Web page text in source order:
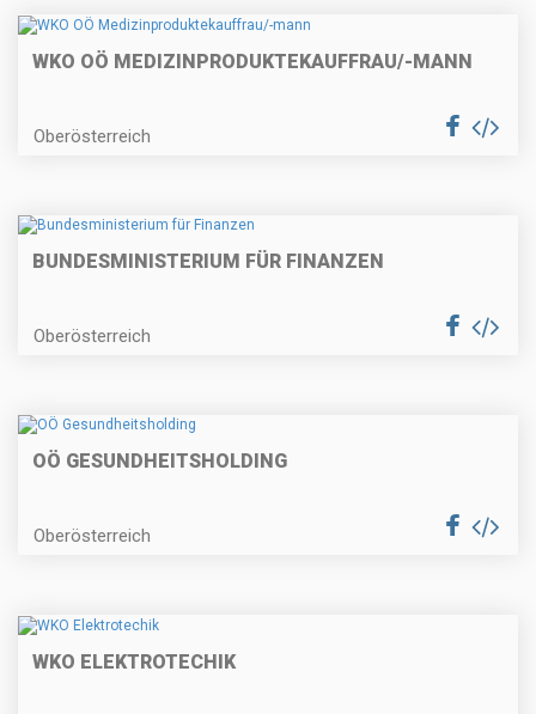
WKO OÖ MEDIZINPRODUKTEKAUFFRAU/-MANN
Oberösterreich
BUNDESMINISTERIUM FÜR FINANZEN
Oberösterreich
OÖ GESUNDHEITSHOLDING
Oberösterreich
WKO ELEKTROTECHIK